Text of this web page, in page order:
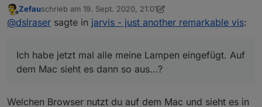
Ich habe jetzt mal alle meine Lampen eingefügt. Auf
dem Mac sieht es dann so aus...?
Offline
Zefauschrieb am 19. Sept. 2020, 21:01
zuletzt editiert von Zefau
@dslraser sagte in jarvis - just another remarkable vis:
Ich habe jetzt mal alle meine Lampen eingefügt. Auf
dem Mac sieht es dann so aus...?
Welchen Browser nutzt du auf dem Mac und sieht es in